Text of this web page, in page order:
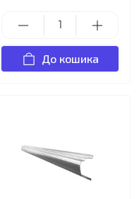
До кошика